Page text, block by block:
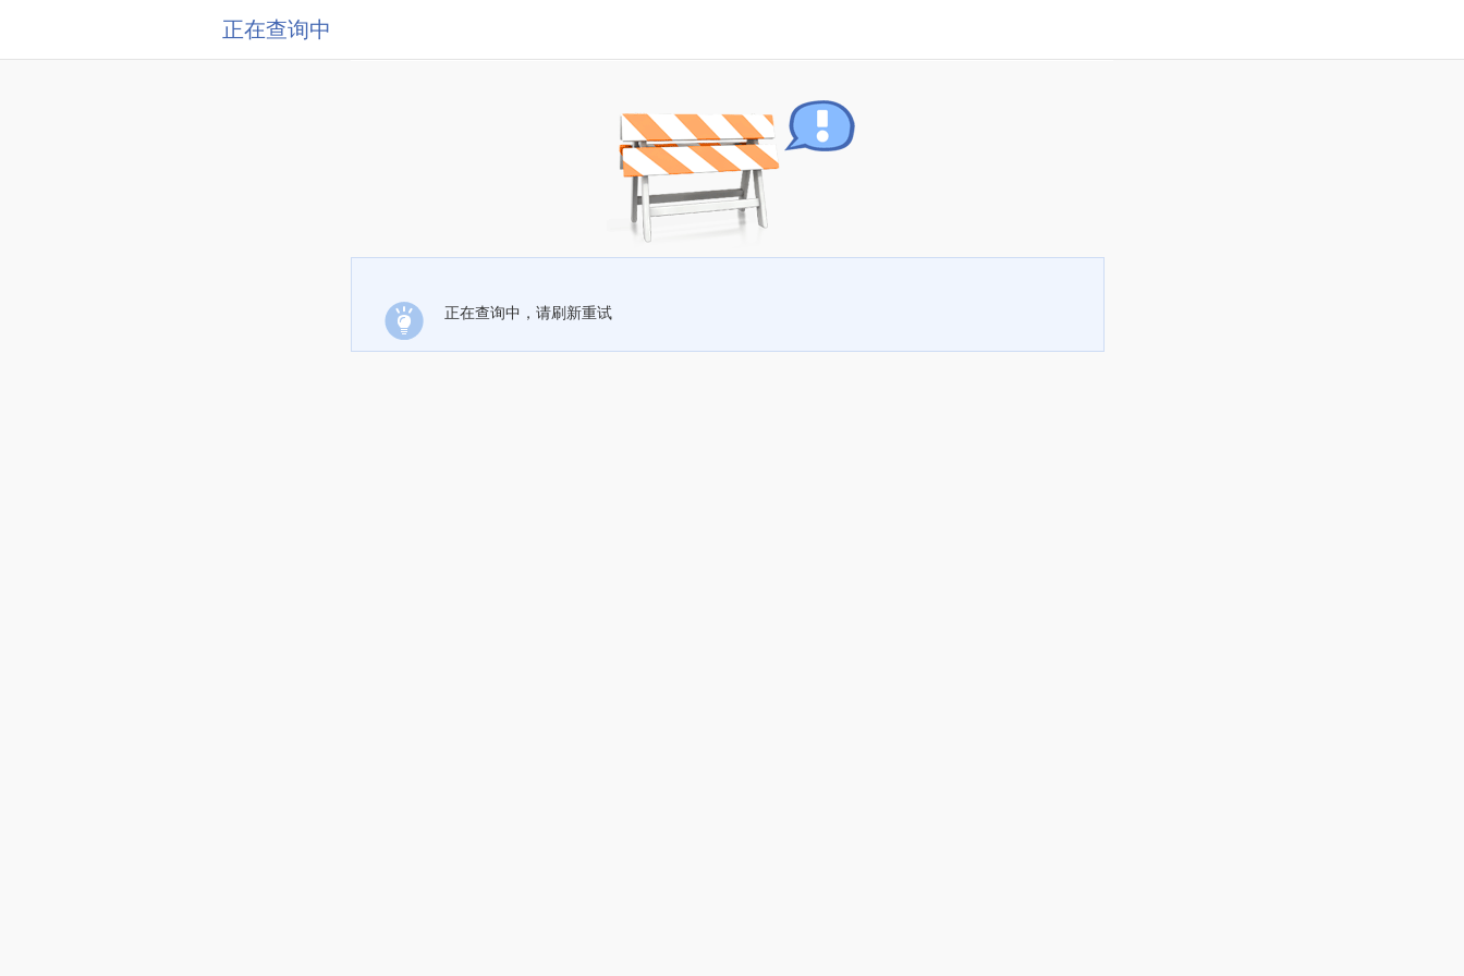
正在查询中
正在查询中，请刷新重试